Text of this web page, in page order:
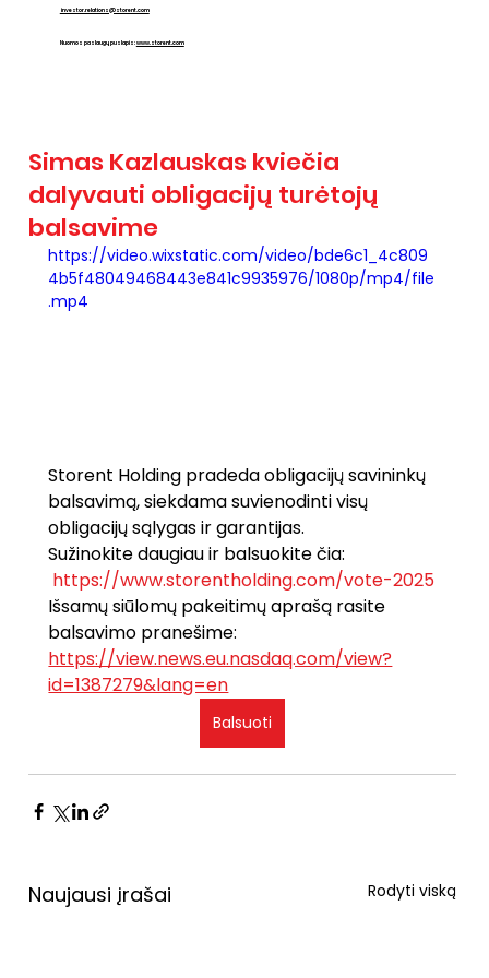
investor.relations@storent.com
Nuomos paslaugų puslapis:www.storent.com
Simas Kazlauskas kviečia
dalyvauti obligacijų turėtojų
balsavime
https://video.wixstatic.com/video/bde6c1_4c809
4b5f48049468443e841c9935976/1080p/mp4/file
.mp4
Storent Holding pradeda obligacijų savininkų
balsavimą, siekdama suvienodinti visų
obligacijų sąlygas ir garantijas.
Sužinokite daugiau ir balsuokite čia:
https://www.storentholding.com/vote-2025
Išsamų siūlomų pakeitimų aprašą rasite
balsavimo pranešime:
https://view.news.eu.nasdaq.com/view?
id=1387279&lang=en
Balsuoti
Naujausi įrašai Rodyti viską